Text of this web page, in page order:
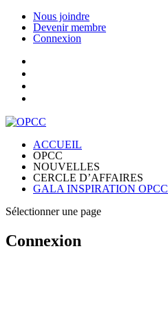
Nous joindre
Devenir membre
Connexion
ACCUEIL
OPCC
NOUVELLES
CERCLE D’AFFAIRES
GALA INSPIRATION OPCC
Sélectionner une page
Connexion